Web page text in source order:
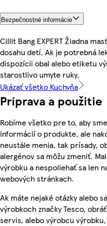
Bezpečnostné informácie
Cillit Bang EXPERT Žiadna
dosahu detí. Ak je potrebná
dispozícii obal alebo etiketu
starostlivo umyte ruky.
Ukázať všetko Kuchyňa
Príprava a použitie
Robíme všetko pre to, aby
informácií o produkte, ale
neustále menia, tak prísady,
alergénov sa môžu zmeniť.
výrobku a nespoliehať sa len
webových stránkach.
Ak máte nejaké otázky alebo
výrobkoch značky Tesco,
servis, alebo výrobcu